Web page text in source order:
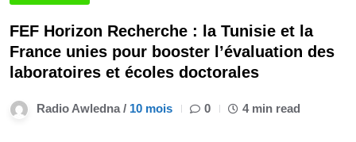
FEF Horizon Recherche : la Tunisie et la
France unies pour booster l’évaluation des
laboratoires et écoles doctorales
Radio Awledna / 10 mois 0 4 min read